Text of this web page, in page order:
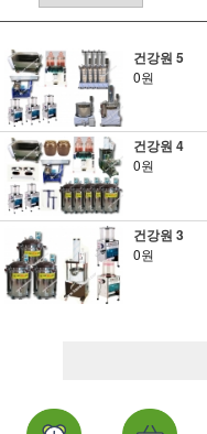
건강원 5
0원
건강원 4
0원
건강원 3
0원